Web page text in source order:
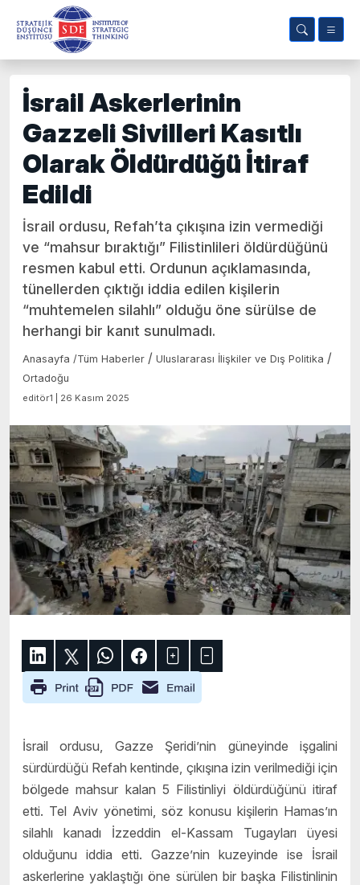
İsrail Askerlerinin
Gazzeli Sivilleri Kasıtlı
Olarak Öldürdüğü İtiraf
Edildi
İsrail ordusu, Refah’ta çıkışına izin vermediği
ve “mahsur bıraktığı” Filistinlileri öldürdüğünü
resmen kabul etti. Ordunun açıklamasında,
tünellerden çıktığı iddia edilen kişilerin
“muhtemelen silahlı” olduğu öne sürülse de
herhangi bir kanıt sunulmadı.
Anasayfa /Tüm Haberler / Uluslararası İlişkiler ve Dış Politika /
Ortadoğu
editör1 | 26 Kasım 2025
İsrail ordusu, Gazze Şeridi’nin güneyinde işgalini
sürdürdüğü Refah kentinde, çıkışına izin verilmediği için
bölgede mahsur kalan 5 Filistinliyi öldürdüğünü itiraf
etti. Tel Aviv yönetimi, söz konusu kişilerin Hamas’ın
silahlı kanadı İzzeddin el-Kassam Tugayları üyesi
olduğunu iddia etti. Gazze’nin kuzeyinde ise İsrail
askerlerine yaklaştığı öne sürülen bir başka Filistinlinin